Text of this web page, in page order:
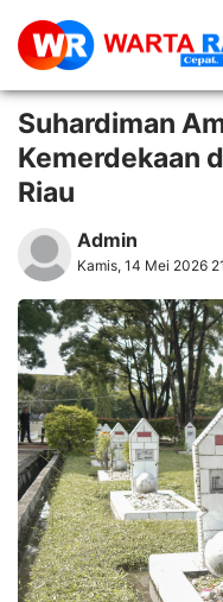
Suhardiman
Kemerdekaan
Riau
Admin
Kamis, 14 Mei 2026